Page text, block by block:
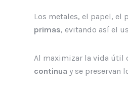
Los metales, el papel, el
primas, evitando así el
Al maximizar la vida útil
continua y se preservan